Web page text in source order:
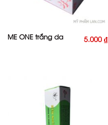
ME ONE trắng da 5.000₫